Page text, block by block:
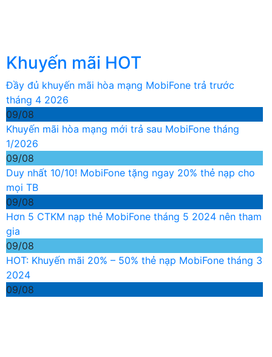
Khuyến mãi HOT
Đầy đủ khuyến mãi hòa mạng MobiFone trả trước
tháng 4 2026
09/08
Khuyến mãi hòa mạng mới trả sau MobiFone tháng
1/2026
09/08
Duy nhất 10/10! MobiFone tặng ngay 20% thẻ nạp cho
mọi TB
09/08
Hơn 5 CTKM nạp thẻ MobiFone tháng 5 2024 nên tham
gia
09/08
HOT: Khuyến mãi 20% – 50% thẻ nạp MobiFone tháng 3
2024
09/08